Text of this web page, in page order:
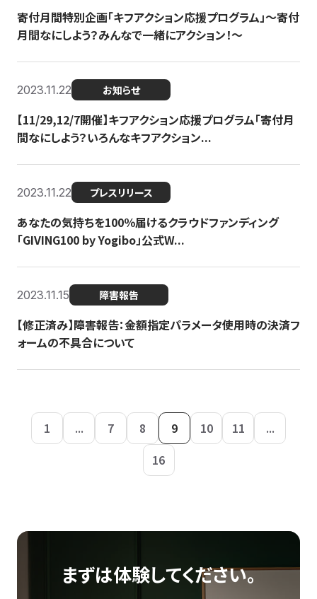
寄付月間特別企画「キフアクション応援プログラム」〜寄付
月間なにしよう？みんなで一緒にアクション！〜
2023.11.22 お知らせ
【11/29,12/7開催】キフアクション応援プログラム「寄付月
間なにしよう？いろんなキフアクション...
2023.11.22 プレスリリース
あなたの気持ちを100％届けるクラウドファンディング
「GIVING100 by Yogibo」公式W...
2023.11.15 障害報告
【修正済み】障害報告：金額指定パラメータ使用時の決済フ
ォームの不具合について
1 ... 7 8 9 10 11
...
16
まずは体験してください。